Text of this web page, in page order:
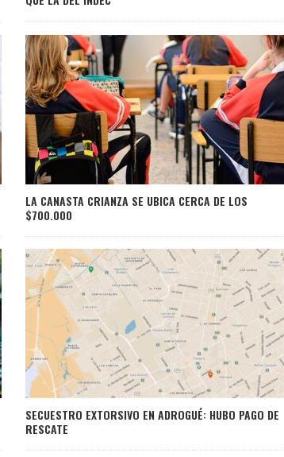
LA CANASTA CRIANZA SE UBICA CERCA DE LOS
$700.000
SECUESTRO EXTORSIVO EN ADROGUÉ: HUBO PAGO DE
RESCATE